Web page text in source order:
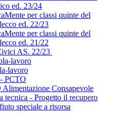
ed. 23/24
per classi quinte del
ed. 22/23
per classi quinte del
ed. 21/22
AS. 22/23
lavoro
lavoro
PCTO
Alimentazione Consapevole
tecnica - Progetto il recupero
speciale a risorsa